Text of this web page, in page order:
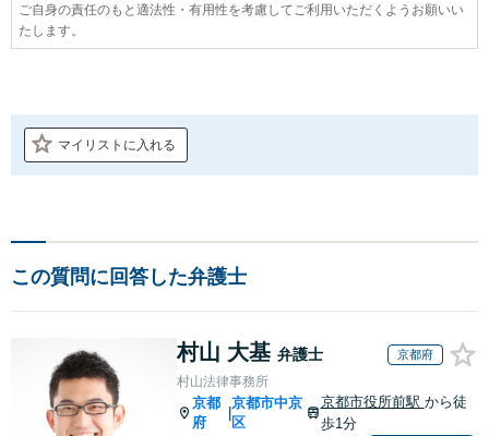
ご自身の責任のもと適法性・有用性を考慮してご利用いただくようお願いい
たします。
マイリストに入れる
この質問に回答した弁護士
村山 大基 弁護士 京都府
村山法律事務所
京都
府
|
京都市中京
区
京都市役所前駅 から徒
歩1分